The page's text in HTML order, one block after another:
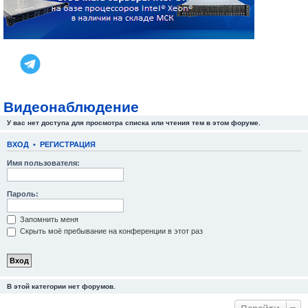
Видеонаблюдение
У вас нет доступа для просмотра списка или чтения тем в этом форуме.
ВХОД • РЕГИСТРАЦИЯ
Имя пользователя:
Пароль:
Запомнить меня
Скрыть моё пребывание на конференции в этот раз
В этой категории нет форумов.